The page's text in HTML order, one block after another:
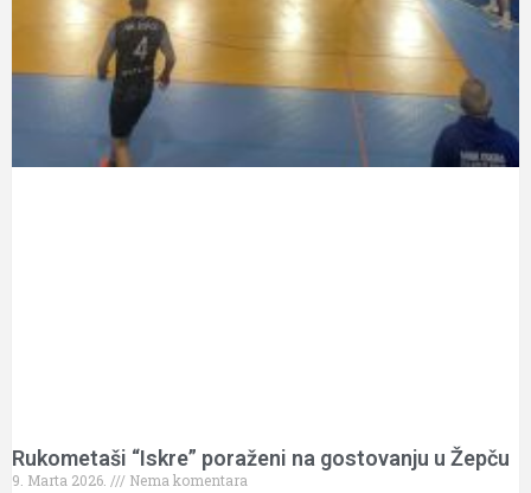
Rukometaši “Iskre” poraženi na gostovanju u Žepču
9. Marta 2026.
Nema komentara